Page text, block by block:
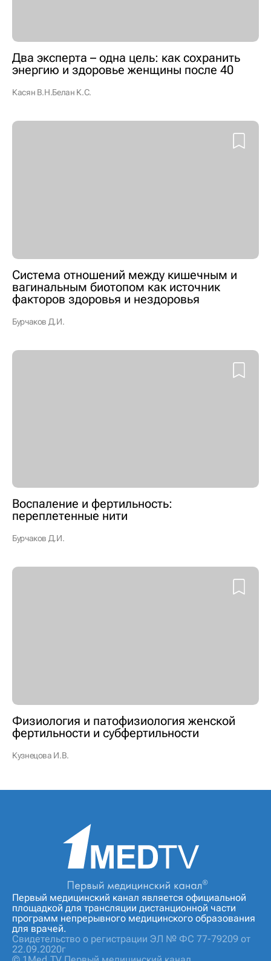
Два эксперта – одна цель: как сохранить
энергию и здоровье женщины после 40
Касян В.Н.Белан К.С.
Система отношений между кишечным и
вагинальным биотопом как источник
факторов здоровья и нездоровья
Бурчаков Д.И.
Воспаление и фертильность:
переплетенные нити
Бурчаков Д.И.
Физиология и патофизиология женской
фертильности и субфертильности
Кузнецова И.В.
Первый медицинский канал является официальной
площадкой для трансляции дистанционной части
программ непрерывного медицинского образования
для врачей.
Свидетельство о регистрации ЭЛ № ФС 77-79209 от
22.09.2020г